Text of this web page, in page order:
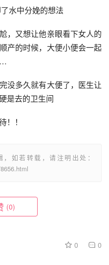
水中分娩的想法
，又想让他亲眼看下女人的
产的时候，大便小便会一起
没多久就有大便了，医生让
是去的卫生间
！！
如若转载，请注明出处：
(0)
0 0